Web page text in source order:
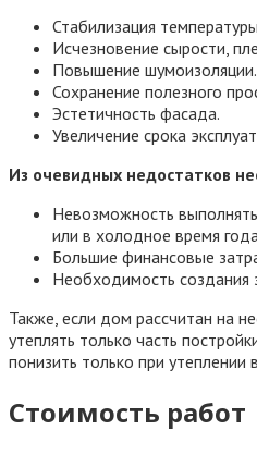
Стабилизация
Исчезновение сырости,
Повышение шумоизоляции.
Сохранение полезного
Эстетичность фасада.
Увеличение срока
Из очевидных недостатков
Невозможность
или в холодное время
Большие финансовые
Необходимость создания
Также, если дом рассчитан на
утеплять только часть
понизить только при утеплении
Стоимость работ